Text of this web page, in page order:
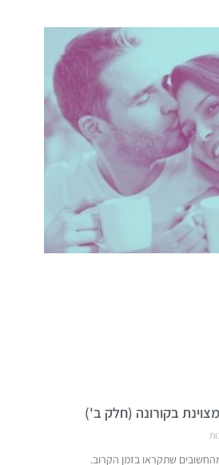
שתקראו בזמן הקרוב.